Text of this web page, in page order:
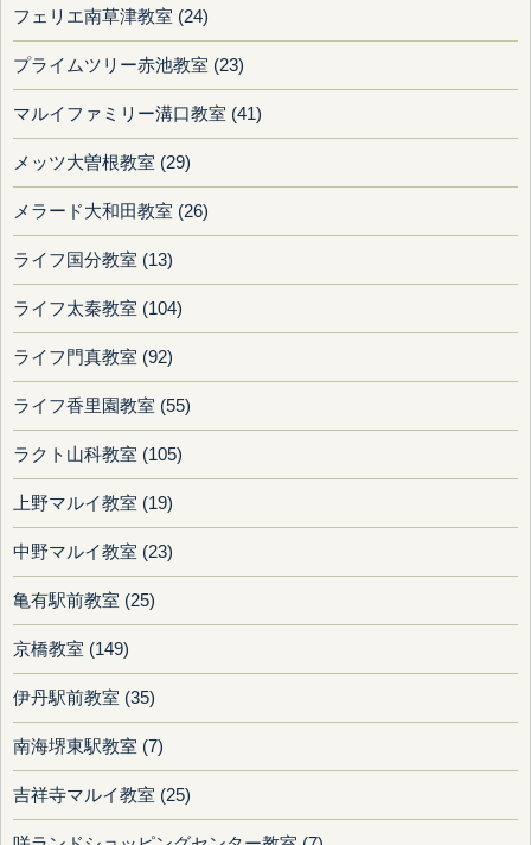
フェリエ南草津教室 (24)
プライムツリー赤池教室 (23)
マルイファミリー溝口教室 (41)
メッツ大曽根教室 (29)
メラード大和田教室 (26)
ライフ国分教室 (13)
ライフ太秦教室 (104)
ライフ門真教室 (92)
ライフ香里園教室 (55)
ラクト山科教室 (105)
上野マルイ教室 (19)
中野マルイ教室 (23)
亀有駅前教室 (25)
京橋教室 (149)
伊丹駅前教室 (35)
南海堺東駅教室 (7)
吉祥寺マルイ教室 (25)